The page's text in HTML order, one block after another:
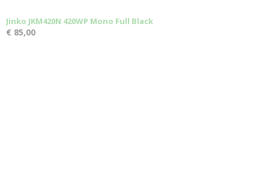
Jinko JKM420N 420WP Mono Full Black
€ 85,00